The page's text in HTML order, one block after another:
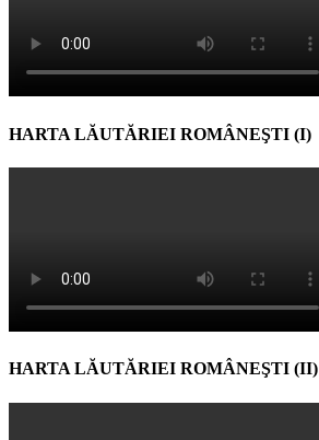
HARTA LĂUTĂRIEI ROMÂNEŞTI (I)
HARTA LĂUTĂRIEI ROMÂNEŞTI (II)